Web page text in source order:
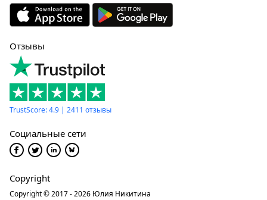
Отзывы
TrustScore: 4.9 | 2411 отзывы
Социальные сети
Copyright
Copyright © 2017 - 2026 Юлия Никитина